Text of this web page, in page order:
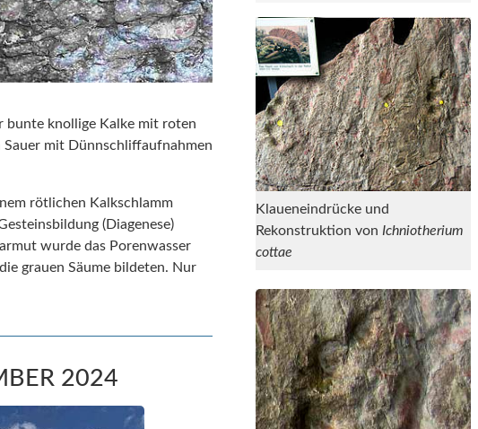
bunte knollige Kalke mit roten
Sauer mit Dünnschliffaufnahmen
rötlichen Kalkschlamm
(Diagenese)
wurde das Porenwasser
grauen Säume bildeten. Nur
2024
Klaueneindrücke und
Rekonstruktion von Ichniotherium
cottae